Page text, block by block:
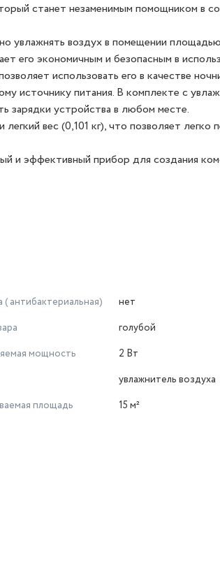
станет незаменимым помощником в
увлажнять воздух в помещении
его экономичным и безопасным в
использовать его в качестве
источнику питания. В комплекте с
зарядки устройства в любом месте.
вес (0,101 кг), что позволяет легко
и эффективный прибор для создания
( антибактериальная)
нет
голубой
мощность
2 Вт
увлажнитель воздуха
площадь
15 м²